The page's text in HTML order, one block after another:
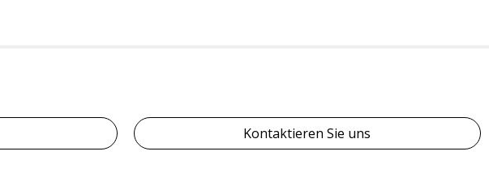
Kontaktieren Sie uns